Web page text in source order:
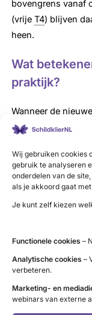
Wij gebruiken cookies
gebruik te analyseren
onderdelen van de
als je akkoord gaat
Je kunt zelf kiezen
Functionele cookies –
Analytische cookies –
verbeteren.
Marketing- en
webinars van externe
bovengrens vanaf
(vrijeT4) blijven
heen.
Wat
praktijk?
Wanneer de
worden
hypothyreoïdie’
van 50-60 jaar
8,6%. Bij vrouwen
8,1%. Ook bij
diagnoses van
SchildkierNL
minder vaak